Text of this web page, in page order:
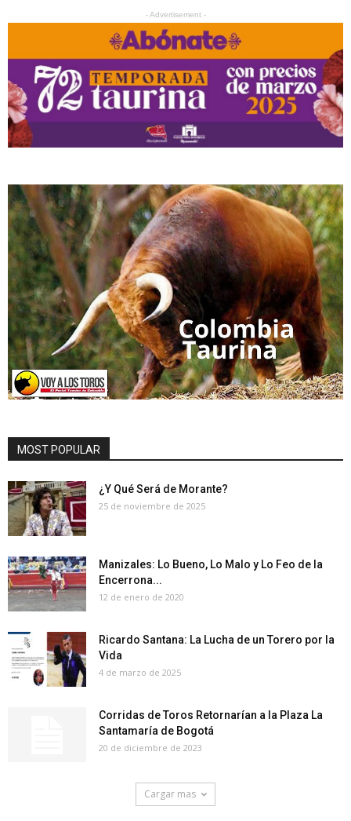
- Advertisement -
MOST POPULAR
¿Y Qué Será de Morante?
25 de noviembre de 2025
Manizales: Lo Bueno, Lo Malo y Lo Feo de la
Encerrona...
12 de enero de 2020
Ricardo Santana: La Lucha de un Torero por la
Vida
4 de marzo de 2025
Corridas de Toros Retornarían a la Plaza La
Santamaría de Bogotá
20 de diciembre de 2023
Cargar mas